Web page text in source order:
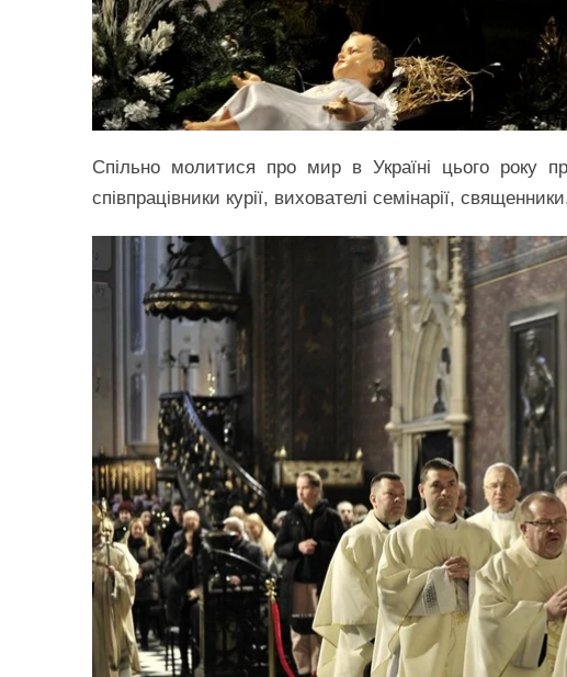
Спільно молитися про мир в Україні цього року
співпрацівники курії, вихователі семінарії,